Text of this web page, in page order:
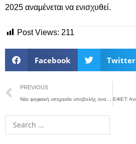
2025 αναμένεται να ενισχυθεί.
Post Views: 211
Facebook Twitter
PREVIOUS